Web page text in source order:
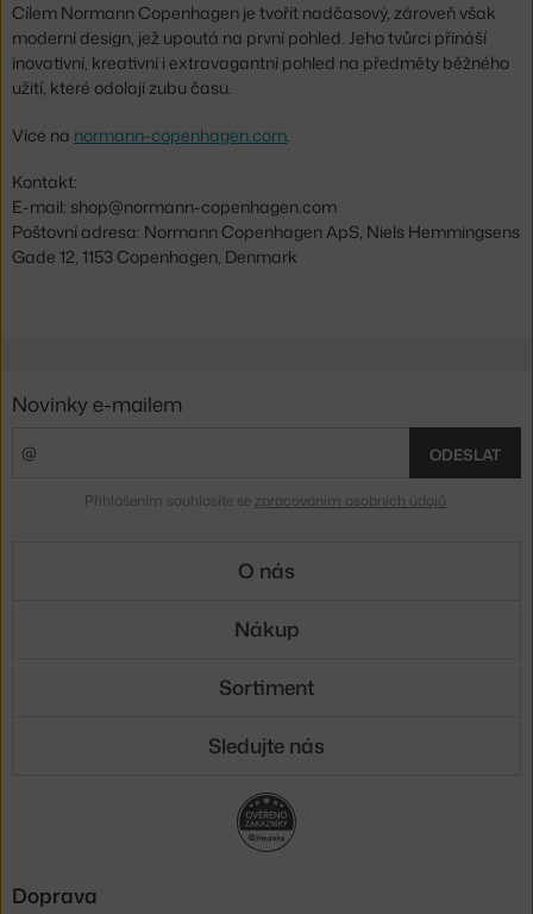
Cílem Normann Copenhagen je tvořit nadčasový, zároveň však
moderní design, jež upoutá na první pohled. Jeho tvůrci přináší
inovativní, kreativní i extravagantní pohled na předměty běžného
užití, které odolají zubu času.
Více na normann-copenhagen.com
Kontakt:
E-mail: shop@normann-copenhagen.com
Poštovní adresa: Normann Copenhagen ApS, Niels Hemmingsens
Gade 12, 1153 Copenhagen, Denmark
Novinky e-mailem
ODESLAT
Přihlášením souhlasíte se zpracováním osobních údajů
O nás
Nákup
Sortiment
Sledujte nás
Doprava